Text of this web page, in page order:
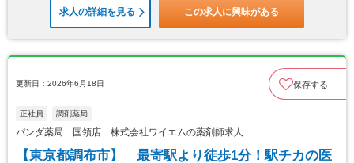
求人の詳細を見る この求人に興味がある
更新日：2026年6月18日 保存する
正社員 調剤薬局
パンダ薬局 国領店 株式会社ワイエムの薬剤師求人
【東京都調布市】 最寄駅より徒歩1分！駅チカの医